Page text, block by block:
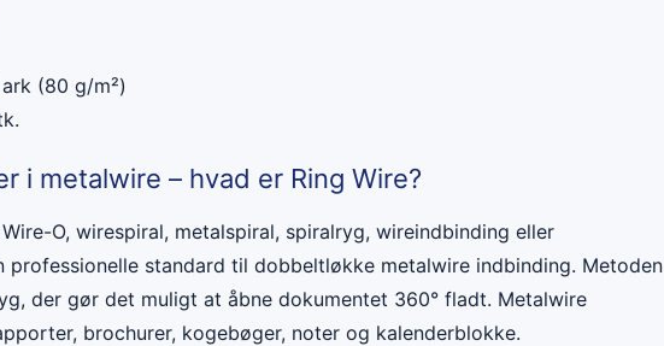
(80 g/m²)
i metalwire – hvad er Ring Wire?
O, wirespiral, metalspiral, spiralryg, wireindbinding eller
professionelle standard til dobbeltløkke metalwire indbinding. Metoden
der gør det muligt at åbne dokumentet 360° fladt. Metalwire
brochurer, kogebøger, noter og kalenderblokke.